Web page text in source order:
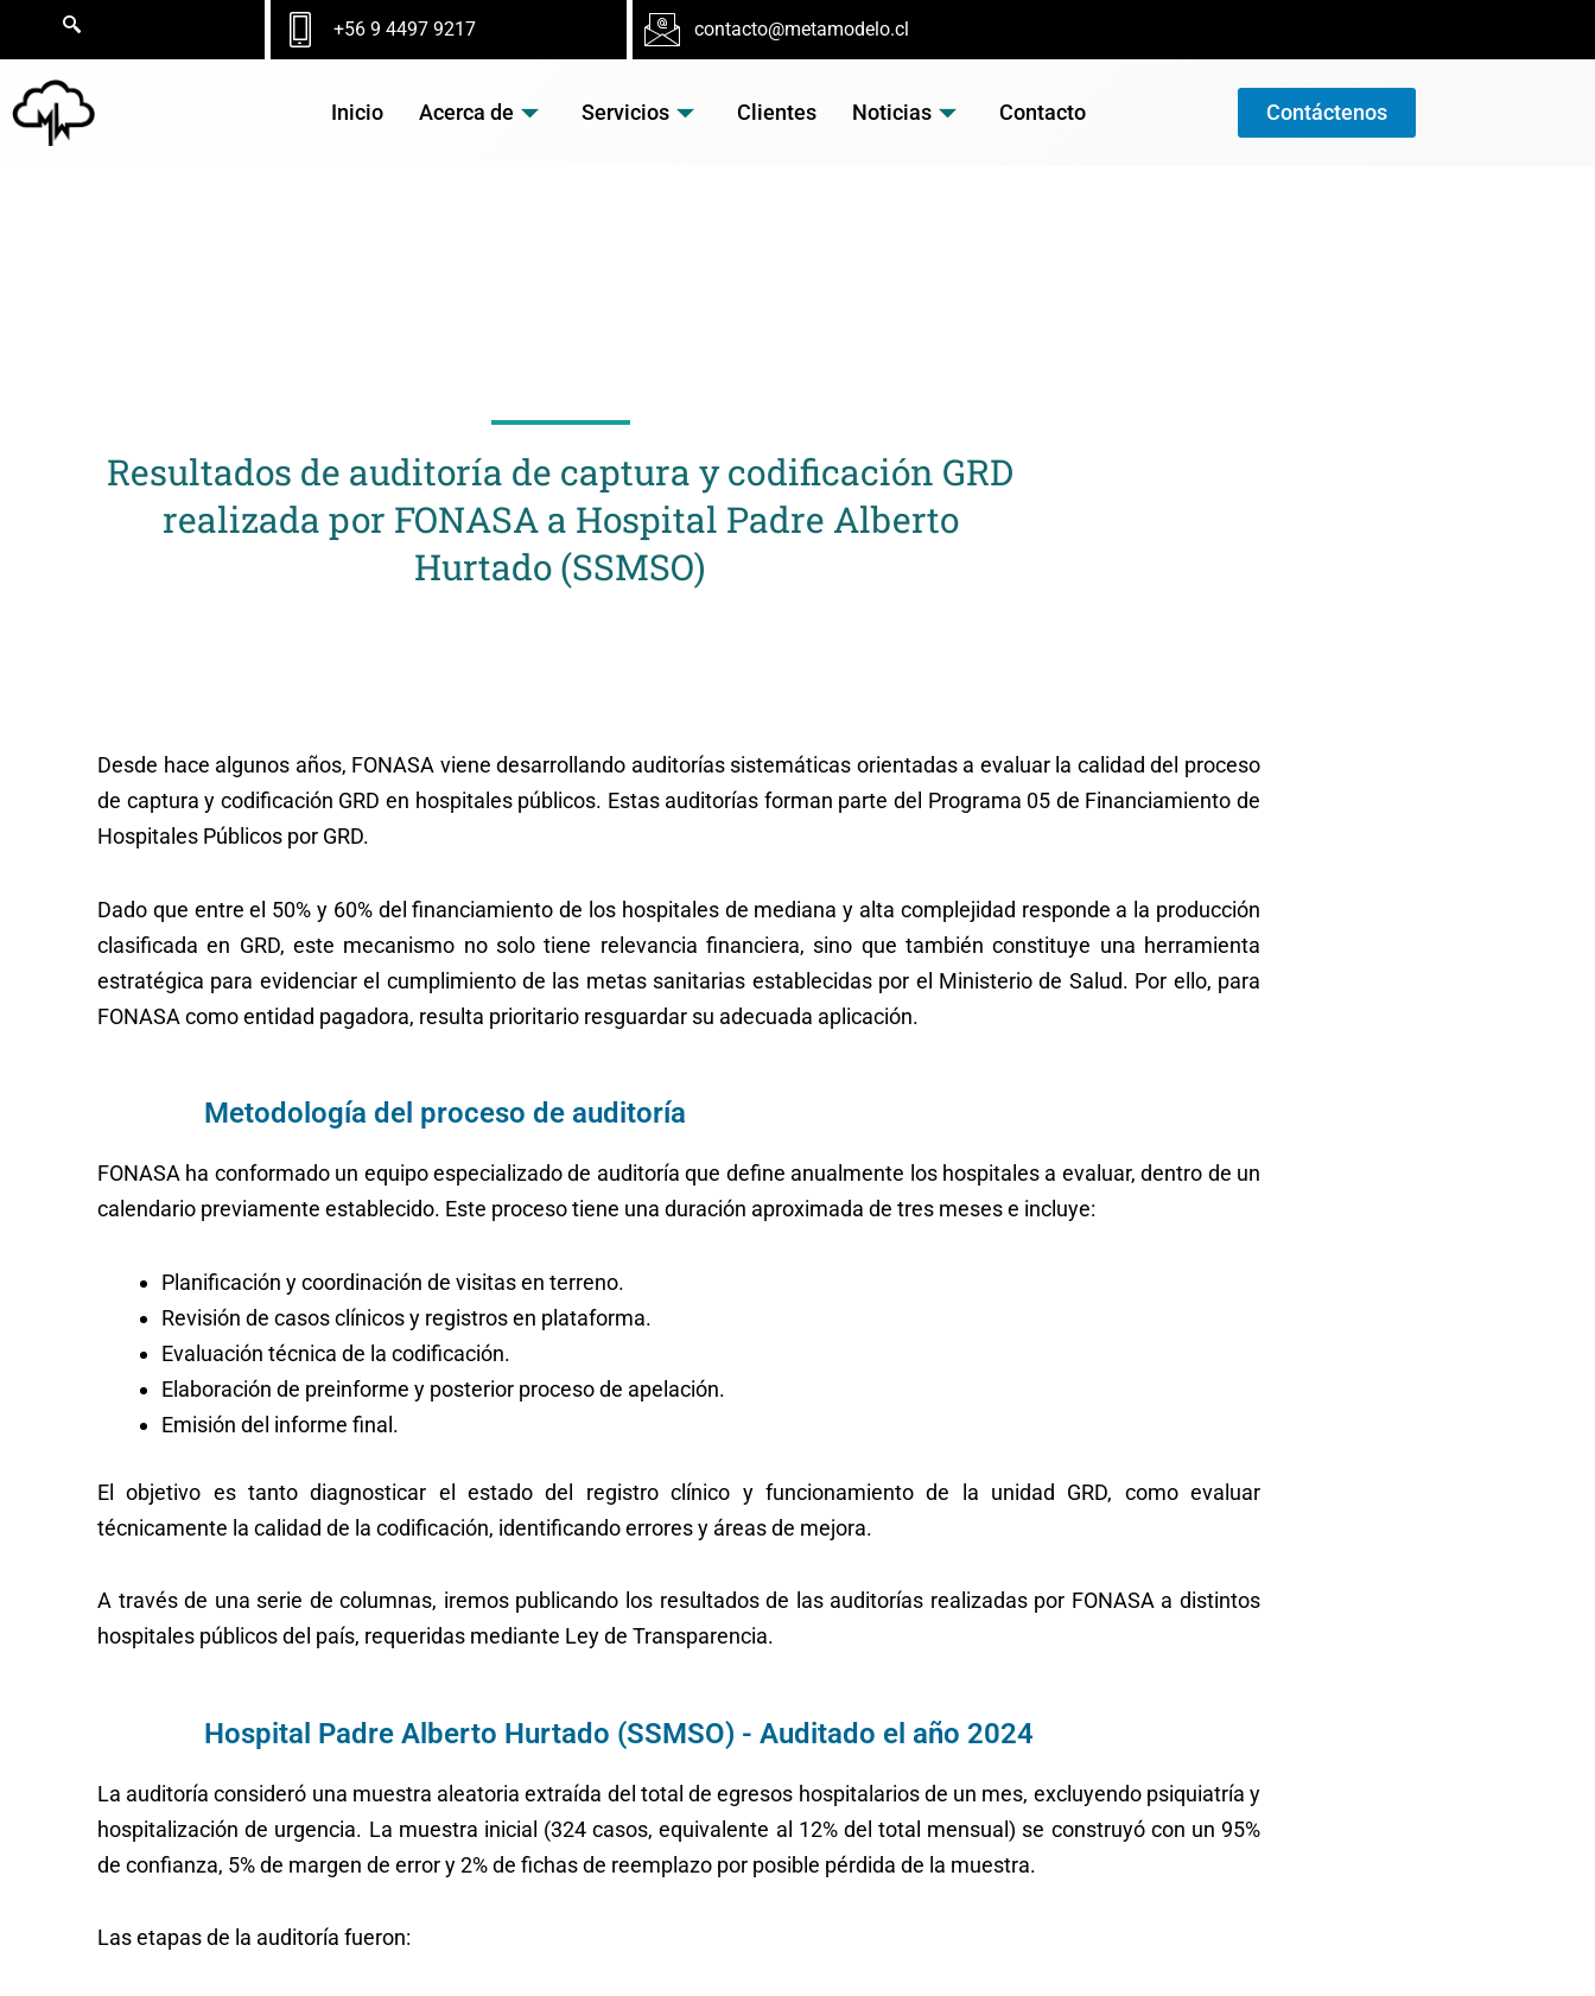
+56 9 4497 9217 contacto@metamodelo.cl
Inicio Acerca de Servicios Clientes Noticias Contacto Contáctenos
Resultados de auditoría de captura y codificación GRD
realizada por FONASA a Hospital Padre Alberto
Hurtado (SSMSO)
Desde hace algunos años, FONASA viene desarrollando auditorías sistemáticas orientadas a evaluar la calidad del proceso
de captura y codificación GRD en hospitales públicos. Estas auditorías forman parte del Programa 05 de Financiamiento de
Hospitales Públicos por GRD.
Dado que entre el 50% y 60% del financiamiento de los hospitales de mediana y alta complejidad responde a la producción
clasificada en GRD, este mecanismo no solo tiene relevancia financiera, sino que también constituye una herramienta
estratégica para evidenciar el cumplimiento de las metas sanitarias establecidas por el Ministerio de Salud. Por ello, para
FONASA como entidad pagadora, resulta prioritario resguardar su adecuada aplicación.
Metodología del proceso de auditoría
FONASA ha conformado un equipo especializado de auditoría que define anualmente los hospitales a evaluar, dentro de un
calendario previamente establecido. Este proceso tiene una duración aproximada de tres meses e incluye:
Planificación y coordinación de visitas en terreno.
Revisión de casos clínicos y registros en plataforma.
Evaluación técnica de la codificación.
Elaboración de preinforme y posterior proceso de apelación.
Emisión del informe final.
El objetivo es tanto diagnosticar el estado del registro clínico y funcionamiento de la unidad GRD, como evaluar
técnicamente la calidad de la codificación, identificando errores y áreas de mejora.
A través de una serie de columnas, iremos publicando los resultados de las auditorías realizadas por FONASA a distintos
hospitales públicos del país, requeridas mediante Ley de Transparencia.
Hospital Padre Alberto Hurtado (SSMSO) - Auditado el año 2024
La auditoría consideró una muestra aleatoria extraída del total de egresos hospitalarios de un mes, excluyendo psiquiatría y
hospitalización de urgencia. La muestra inicial (324 casos, equivalente al 12% del total mensual) se construyó con un 95%
de confianza, 5% de margen de error y 2% de fichas de reemplazo por posible pérdida de la muestra.
Las etapas de la auditoría fueron: